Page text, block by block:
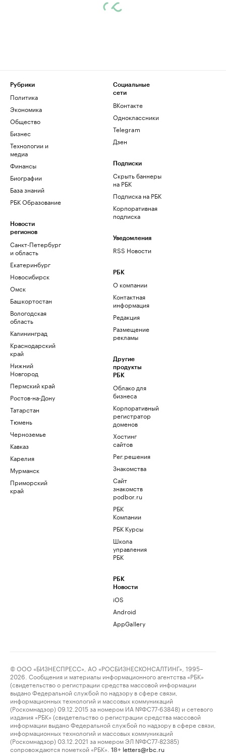
Рубрики
Политика
Экономика
Общество
Бизнес
Технологии и
медиа
Финансы
Биографии
База знаний
РБК Образование
Новости
регионов
Санкт-Петербург
и область
Екатеринбург
Новосибирск
Омск
Башкортостан
Вологодская
область
Калининград
Краснодарский
край
Нижний
Новгород
Пермский край
Ростов-на-Дону
Татарстан
Тюмень
Черноземье
Кавказ
Карелия
Мурманск
Приморский
край
Социальные
сети
ВКонтакте
Одноклассники
Telegram
Дзен
Подписки
Скрыть баннеры
на РБК
Подписка на РБК
Корпоративная
подписка
Уведомления
RSS Новости
РБК
О компании
Контактная
информация
Редакция
Размещение
рекламы
Другие
продукты
РБК
Облако для
бизнеса
Корпоративный
регистратор
доменов
Хостинг
сайтов
Рег.решения
Знакомства
Сайт
знакомств
podbor.ru
РБК
Компании
РБК Курсы
Школа
управления
РБК
РБК
Новости
iOS
Android
AppGallery
© ООО «БИЗНЕСПРЕСС», АО «РОСБИЗНЕСКОНСАЛТИНГ», 1995–
2026. Сообщения и материалы информационного агентства «РБК»
(свидетельство о регистрации средства массовой информации
выдано Федеральной службой по надзору в сфере связи,
информационных технологий и массовых коммуникаций
(Роскомнадзор) 09.12.2015 за номером ИА №ФС77-63848) и сетевого
издания «РБК» (свидетельство о регистрации средства массовой
информации выдано Федеральной службой по надзору в сфере связи,
информационных технологий и массовых коммуникаций
(Роскомнадзор) 03.12.2021 за номером ЭЛ №ФС77-82385)
сопровождаются пометкой «РБК».
18+ letters@rbc.ru